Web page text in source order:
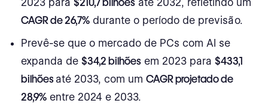
2023 para$210,7 bilhões até 2032, refletindo um
CAGR de 26,7% durante o período de previsão.
Prevê-se que o mercado de PCs com AI se
expanda de$34,2 bilhões em 2023 para$433,1
bilhões até 2033, com umCAGR projetado de
28,9% entre 2024 e 2033.